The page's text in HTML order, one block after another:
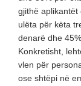
gjithë
ulëta për këta
denarë dhe
Konkretisht,
vlen për
ose shtëpi në